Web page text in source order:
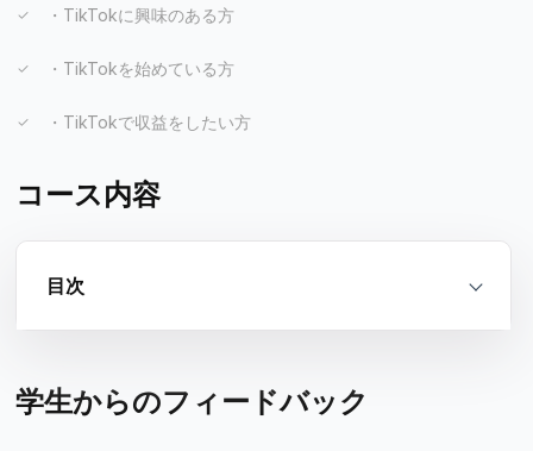
・TikTokに興味のある方
・TikTokを始めている方
・TikTokで収益をしたい方
コース内容
目次
学生からのフィードバック